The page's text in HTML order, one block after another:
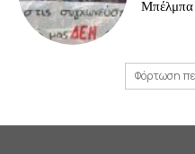
Μπέλμπα
Φόρτωση